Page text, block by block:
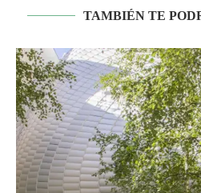
TAMBIÉN TE